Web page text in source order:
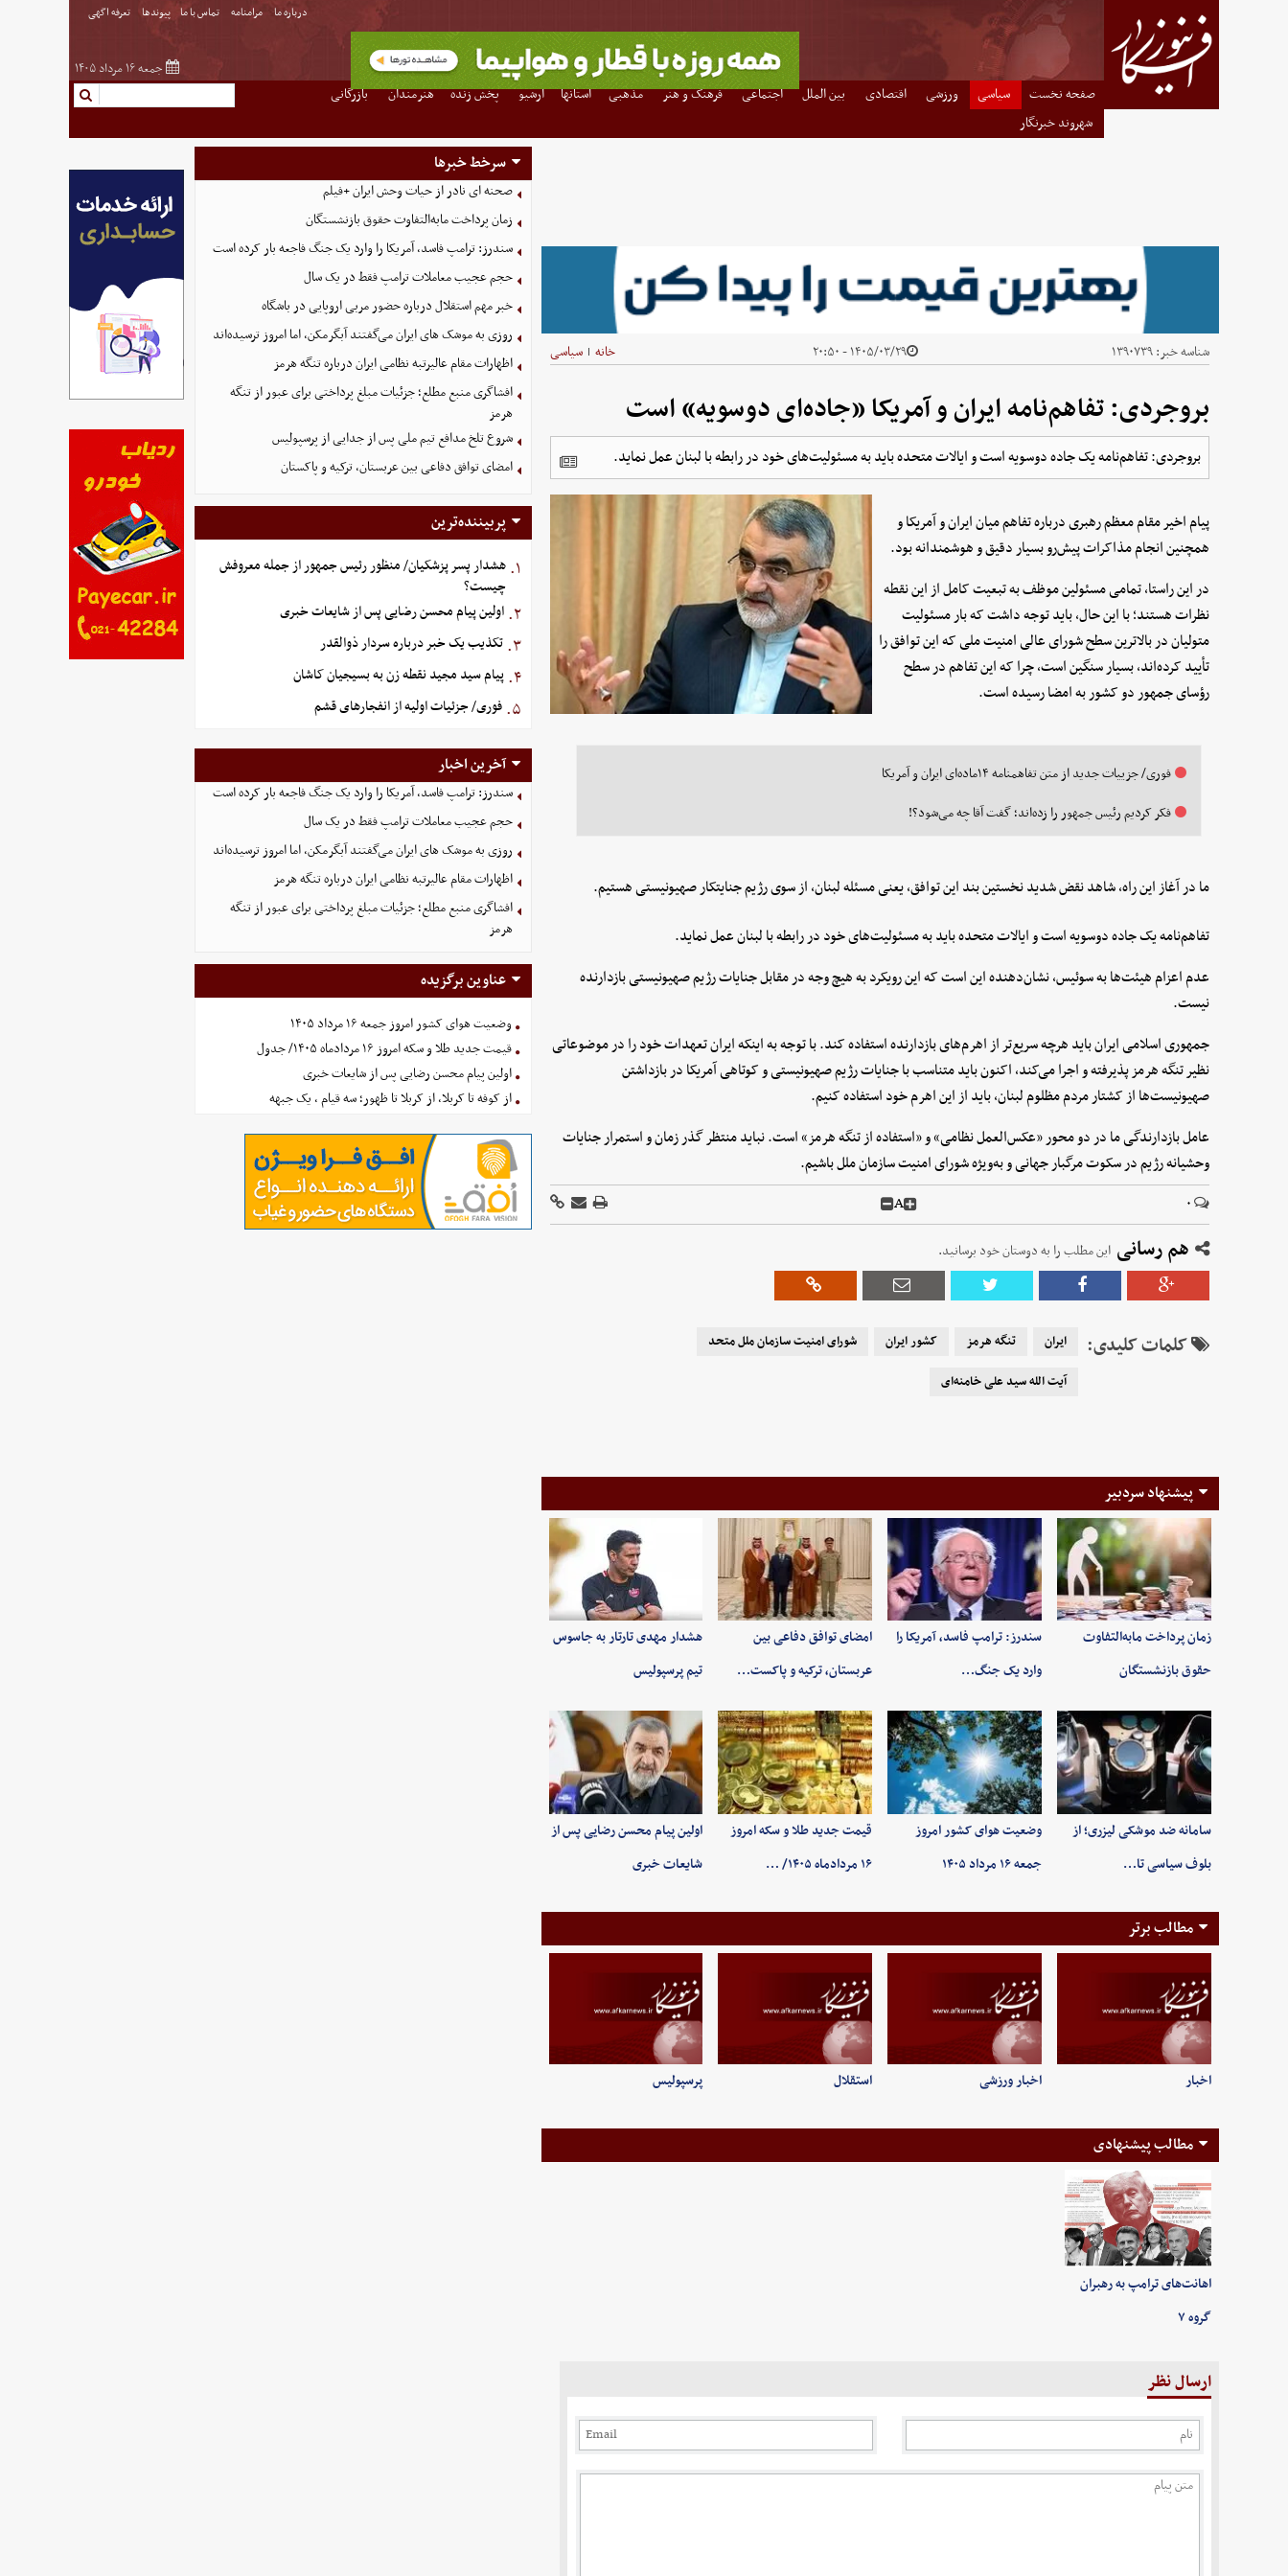
درباره ما مرامنامه تماس با ما پیوندها تعرفه اگهی
جمعه ۱۶ مرداد ۱۴۰۵
صفحه نخست سیاسی ورزشی اقتصادی بین الملل اجتماعی فرهنگ و هنر مذهبی استانها آرشیو پخش زنده هنرمندان
بازرگانی
شهروند خبرنگار
شناسه خبر:۱۳۹۰۷۳۹ ۱۴۰۵/۰۳/۲۹ - ۲۰:۵۰ خانه | سیاسی
بروجردی: تفاهم‌نامه ایران و آمریکا «جاده‌ای دوسویه» است
بروجردی: تفاهم‌نامه یک جاده دوسویه است و ایالات متحده باید به مسئولیت‌های خود در رابطه با لبنان عمل نماید.
پیام اخیر مقام معظم رهبری درباره تفاهم میان ایران و آمریکا و
همچنین انجام مذاکرات پیش‌رو بسیار دقیق و هوشمندانه بود.
در این راستا، تمامی مسئولین موظف به تبعیت کامل از این نقطه
نظرات هستند؛ با این حال، باید توجه داشت که بار مسئولیت
متولیان در بالاترین سطح شورای عالی امنیت ملی که این توافق را
تأیید کرده‌اند، بسیار سنگین است، چرا که این تفاهم در سطح
رؤسای جمهور دو کشور به امضا رسیده است.
فوری/ جزییات جدید از متن تفاهمنامه ۱۴ماده‌ای ایران و آمریکا
فکر کردیم رئیس جمهور را زده‌اند؛ گفت آقا چه می‌شود؟!
ما در آغاز این راه، شاهد نقض شدید نخستین بند این توافق، یعنی مسئله لبنان، از سوی رژیم جنایتکار صهیونیستی هستیم.
تفاهم‌نامه یک جاده دوسویه است و ایالات متحده باید به مسئولیت‌های خود در رابطه با لبنان عمل نماید.
عدم اعزام هیئت‌ها به سوئیس، نشان‌دهنده این است که این رویکرد به هیچ وجه در مقابل جنایات رژیم صهیونیستی بازدارنده
نیست.
جمهوری اسلامی ایران باید هرچه سریع‌تر از اهرم‌های بازدارنده استفاده کند. با توجه به اینکه ایران تعهدات خود را در موضوعاتی
نظیر تنگه هرمز پذیرفته و اجرا می‌کند، اکنون باید متناسب با جنایات رژیم صهیونیستی و کوتاهی آمریکا در بازداشتن
صهیونیست‌ها از کشتار مردم مظلوم لبنان، باید از این اهرم خود استفاده کنیم.
عامل بازدارندگی ما در دو محور «عکس‌العمل نظامی» و «استفاده از تنگه هرمز» است. نباید منتظر گذر زمان و استمرار جنایات
وحشیانه رژیم در سکوت مرگبار جهانی و به‌ویژه شورای امنیت سازمان ملل باشیم.
۰ A
هم رسانی این مطلب را به دوستان خود برسانید.
کلمات کلیدی: ایران تنگه هرمز کشور ایران
شورای امنیت سازمان ملل متحد
آیت الله سید علی خامنه‌ای
پیشنهاد سردبیر
زمان پرداخت مابه‌التفاوت
حقوق بازنشستگان
سندرز: ترامپ فاسد، آمریکا را
وارد یک جنگ…
امضای توافق دفاعی بین
عربستان، ترکیه و پاکست…
هشدار مهدی تارتار به جاسوس
تیم پرسپولیس
سامانه ضد موشکی لیزری؛ از
بلوف سیاسی تا…
وضعیت هوای کشور امروز
جمعه ۱۶ مرداد ۱۴۰۵
قیمت جدید طلا و سکه امروز
۱۶ مردادماه ۱۴۰۵/ …
اولین پیام محسن رضایی پس از
شایعات خبری
مطالب برتر
اخبار اخبار ورزشی استقلال پرسپولیس
مطالب پیشنهادی
اهانت‌های ترامپ به رهبران
گروه ۷
ارسال نظر
سرخط خبرها
صحنه ای نادر از حیات وحش ایران +فیلم
زمان پرداخت مابه‌التفاوت حقوق بازنشستگان
سندرز: ترامپ فاسد، آمریکا را وارد یک جنگ فاجعه بار کرده است
حجم عجیب معاملات ترامپ فقط در یک سال
خبر مهم استقلال درباره حضور مربی اروپایی در باشگاه
روزی به موشک‌ های ایران می‌گفتند آبگرمکن، اما امروز ترسیده‌اند
اظهارات مقام عالیرتبه نظامی ایران درباره تنگه هرمز
افشاگری منبع مطلع؛ جزئیات مبلغ پرداختی برای عبور از تنگه
هرمز
شروع تلخ مدافع تیم ملی پس از جدایی از پرسپولیس
امضای توافق دفاعی بین عربستان، ترکیه و پاکستان
پربیننده‌ترین
۱. هشدار پسر پزشکیان/ منظور رئیس جمهور از جمله معروفش
چیست؟
۲. اولین پیام محسن رضایی پس از شایعات خبری
۳. تکذیب یک خبر درباره سردار ذوالقدر
۴. پیام سید مجید نقطه زن به بسیجیان کاشان
۵. فوری/ جزئیات اولیه از انفجارهای قشم
آخرین اخبار
سندرز: ترامپ فاسد، آمریکا را وارد یک جنگ فاجعه بار کرده است
حجم عجیب معاملات ترامپ فقط در یک سال
روزی به موشک‌ های ایران می‌گفتند آبگرمکن، اما امروز ترسیده‌اند
اظهارات مقام عالیرتبه نظامی ایران درباره تنگه هرمز
افشاگری منبع مطلع؛ جزئیات مبلغ پرداختی برای عبور از تنگه
هرمز
عناوین برگزیده
وضعیت هوای کشور امروز جمعه ۱۶ مرداد ۱۴۰۵
قیمت جدید طلا و سکه امروز ۱۶ مردادماه ۱۴۰۵/ جدول
اولین پیام محسن رضایی پس از شایعات خبری
از کوفه تا کربلا، از کربلا تا ظهور؛ سه قیام ، یک جبهه